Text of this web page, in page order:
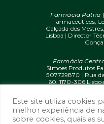
Farmácia Patria
Farmaceuticos,
Calçada dos
Lisboa | Director
Farmácia
Simoes Produtos
507729870 | Rua
60, 1170-306
© 2020
Development:
Este site utiliza cookies
melhor experiência de
sobre cookies, quais as